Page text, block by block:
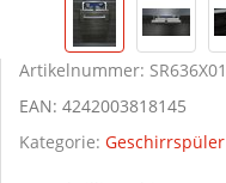
Artikelnummer:
EAN: 4242003818145
Kategorie: Geschirrspüler